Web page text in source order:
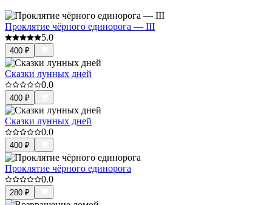
Проклятие чёрного единорога — III
5.0
400 ₽
Сказки лунных дней
0.0
400 ₽
Сказки лунных дней
0.0
400 ₽
Проклятие чёрного единорога
0.0
280 ₽